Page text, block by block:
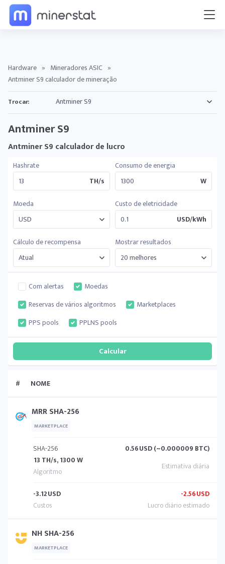
Hardware » Mineradores ASIC »
Antminer S9 calculador de mineração
Trocar:
Antminer S9
Antminer S9 calculador de lucro
Hashrate
TH/s
Consumo de energia
W
Moeda
Custo de eletricidade
USD/kWh
Cálculo de recompensa
Mostrar resultados
Com alertas
Moedas
Reservas de vários algoritmos
Marketplaces
PPS pools
PPLNS pools
# NOME
MRR SHA-256
MARKETPLACE
SHA-256
13 TH/s, 1300 W
0.56USD (~0.000009 BTC)
-3.12USD -2.56USD
NH SHA-256
MARKETPLACE